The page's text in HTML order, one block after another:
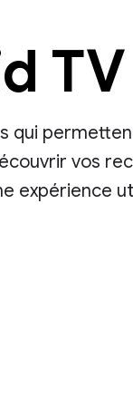
TV
qui
vos
expérience